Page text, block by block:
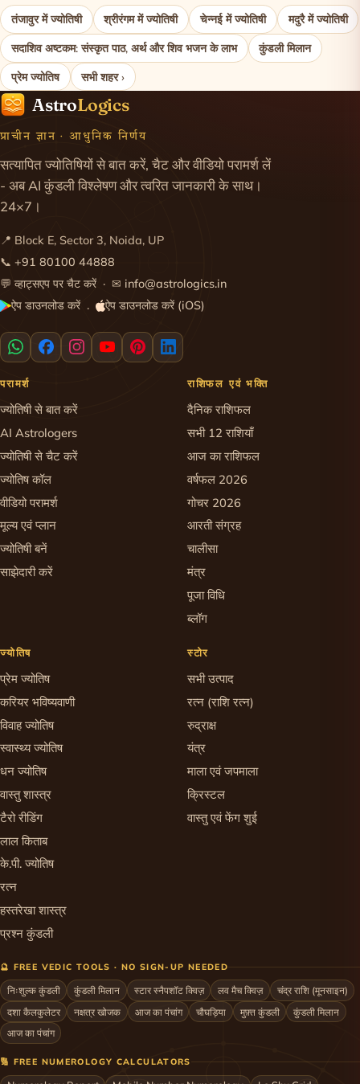
तंजावुर में ज्योतिषी श्रीरंगम में ज्योतिषी चेन्नई में ज्योतिषी मदुरै में ज्योतिषी
सदाशिव अष्टकम: संस्कृत पाठ, अर्थ और शिव भजन के लाभ कुंडली मिलान
प्रेम ज्योतिष सभी शहर ›
AstroLogics
प्राचीन ज्ञान · आधुनिक निर्णय
सत्यापित ज्योतिषियों से बात करें, चैट और वीडियो परामर्श लें
- अब AI कुंडली विश्लेषण और त्वरित जानकारी के साथ।
24×7।
📍 Block E, Sector 3, Noida, UP
📞 +91 80100 44888
💬 व्हाट्सएप पर चैट करें · ✉ info@astrologics.in
ऐप डाउनलोड करें· ऐप डाउनलोड करें (iOS)
परामर्श
ज्योतिषी से बात करें
AI Astrologers
ज्योतिषी से चैट करें
ज्योतिष कॉल
वीडियो परामर्श
मूल्य एवं प्लान
ज्योतिषी बनें
साझेदारी करें
राशिफल एवं भक्ति
दैनिक राशिफल
सभी 12 राशियाँ
आज का राशिफल
वर्षफल 2026
गोचर 2026
आरती संग्रह
चालीसा
मंत्र
पूजा विधि
ब्लॉग
ज्योतिष
प्रेम ज्योतिष
करियर भविष्यवाणी
विवाह ज्योतिष
स्वास्थ्य ज्योतिष
धन ज्योतिष
वास्तु शास्त्र
टैरो रीडिंग
लाल किताब
के.पी. ज्योतिष
रत्न
हस्तरेखा शास्त्र
प्रश्न कुंडली
स्टोर
सभी उत्पाद
रत्न (राशि रत्न)
रुद्राक्ष
यंत्र
माला एवं जपमाला
क्रिस्टल
वास्तु एवं फेंग शुई
🔮 FREE VEDIC TOOLS · NO SIGN-UP NEEDED
निःशुल्क कुंडली कुंडली मिलान स्टार स्नैपशॉट क्विज़ लव मैच क्विज़
चंद्र राशि (मूनसाइन)
दशा कैलकुलेटर
नक्षत्र खोजक आज का पंचांग चौघड़िया मुफ़्त कुंडली
कुंडली मिलान
आज का पंचांग
🔢 FREE NUMEROLOGY CALCULATORS